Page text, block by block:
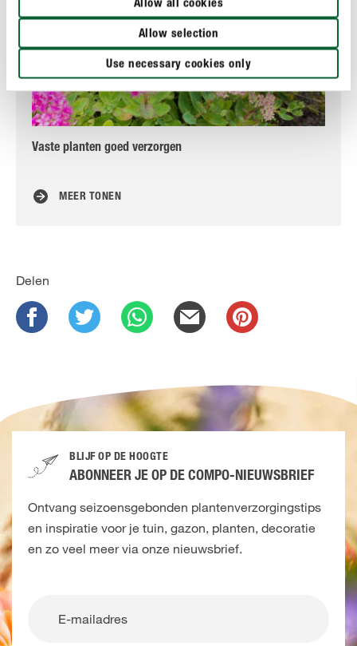
Allow all cookies
Allow selection
Use necessary cookies only
Vaste planten goed verzorgen
MEER TONEN
Delen
BLIJF OP DE HOOGTE
ABONNEER JE OP DE COMPO-NIEUWSBRIEF
Ontvang seizoensgebonden plantenverzorgingstips
en inspiratie voor je tuin, gazon, planten, decoratie
en zo veel meer via onze nieuwsbrief.